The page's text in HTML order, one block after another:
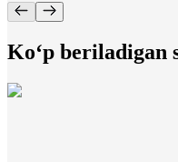
Ko‘p beriladigan